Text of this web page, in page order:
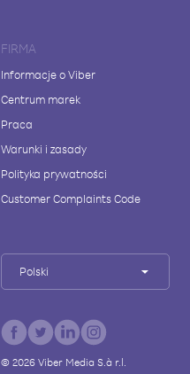
FIRMA
Informacje o Viber
Centrum marek
Praca
Warunki i zasady
Polityka prywatności
Customer Complaints Code
Polski
© 2026Viber Media S.à r.l.